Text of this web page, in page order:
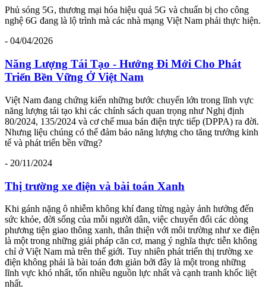
Phủ sóng 5G, thương mại hóa hiệu quả 5G và chuẩn bị cho công
nghệ 6G đang là lộ trình mà các nhà mạng Việt Nam phải thực hiện.
- 04/04/2026
Năng Lượng Tái Tạo - Hướng Đi Mới Cho Phát
Triển Bền Vững Ở Việt Nam
Việt Nam đang chứng kiến những bước chuyển lớn trong lĩnh vực
năng lượng tái tạo khi các chính sách quan trọng như Nghị định
80/2024, 135/2024 và cơ chế mua bán điện trực tiếp (DPPA) ra đời.
Nhưng liệu chúng có thể đảm bảo năng lượng cho tăng trưởng kinh
tế và phát triển bền vững?
- 20/11/2024
Thị trường xe điện và bài toán Xanh
Khi gánh nặng ô nhiễm không khí đang từng ngày ảnh hưởng đến
sức khỏe, đời sống của mỗi người dân, việc chuyển đổi các dòng
phương tiện giao thông xanh, thân thiện với môi trường như xe điện
là một trong những giải pháp căn cơ, mang ý nghĩa thực tiễn không
chỉ ở Việt Nam mà trên thế giới. Tuy nhiên phát triển thị trường xe
điện không phải là bài toán đơn giản bởi đây là một trong những
lĩnh vực khó nhất, tốn nhiều nguồn lực nhất và cạnh tranh khốc liệt
nhất.